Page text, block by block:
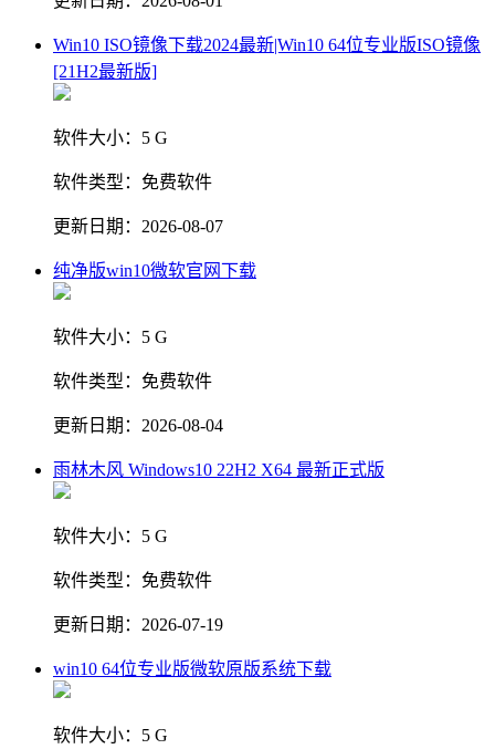
Win10 ISO镜像下载2024最新|Win10 64位专业版ISO镜像
[21H2最新版]
软件大小： 5 G
软件类型： 免费软件
更新日期： 2026-08-07
纯净版win10微软官网下载
软件大小： 5 G
软件类型： 免费软件
更新日期： 2026-08-04
雨林木风 Windows10 22H2 X64 最新正式版
软件大小： 5 G
软件类型： 免费软件
更新日期： 2026-07-19
win10 64位专业版微软原版系统下载
软件大小： 5 G